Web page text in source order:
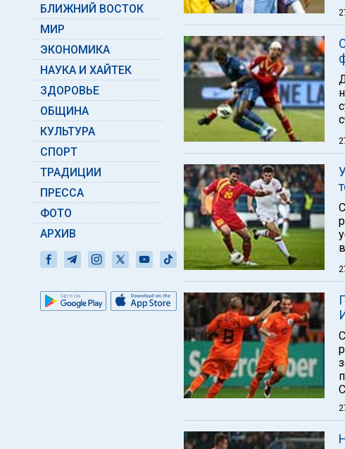
БЛИЖНИЙ ВОСТОК
МИР
ЭКОНОМИКА
НАУКА И ХАЙТЕК
ЗДОРОВЬЕ
ОБЩИНА
КУЛЬТУРА
СПОРТ
ТРАДИЦИИ
ПРЕССА
ФОТО
АРХИВ